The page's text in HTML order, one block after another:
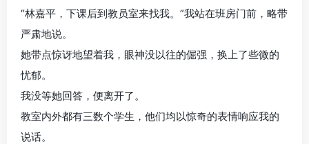
“林嘉平，下课后到教员室来找我。”我站在班房门前，略带
严肃地说。
她带点惊讶地望着我，眼神没以往的倔强，换上了些微的
忧郁。
我没等她回答，便离开了。
教室内外都有三数个学生，他们均以惊奇的表情响应我的
说话。